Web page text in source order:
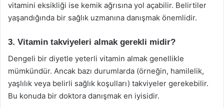
vitamini eksikliği ise kemik ağrısına yol açabilir. Belirtiler
yaşandığında bir sağlık uzmanına danışmak önemlidir.
3. Vitamin takviyeleri almak gerekli midir?
Dengeli bir diyetle yeterli vitamin almak genellikle
mümkündür. Ancak bazı durumlarda (örneğin, hamilelik,
yaşlılık veya belirli sağlık koşulları) takviyeler gerekebilir.
Bu konuda bir doktora danışmak en iyisidir.